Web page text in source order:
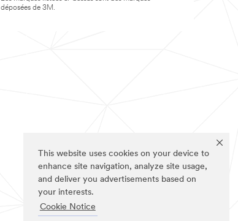
This website uses cookies on your device to
enhance site navigation, analyze site usage,
and deliver you advertisements based on
your interests.
Cookie Notice
déposées de 3M.